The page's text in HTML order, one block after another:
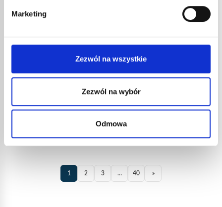
Marketing
Zezwól na wszystkie
Zezwól na wybór
Odmowa
KLIPS ZAPOBIEGAJĄCY
WCIĄGNIĘCIU ODZIEŻY NR
DO FOLII
17,32€brutto
1 2 3 … 40 »